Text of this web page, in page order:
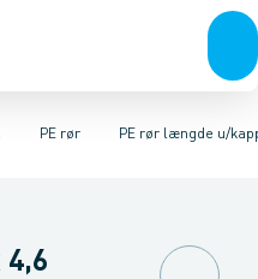
Muffer, klemmer &
PE rør
Duktiljern fittingsPE rør længde u/
m/kappe PE rør længde u/
4,6